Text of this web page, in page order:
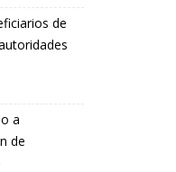
de
a
de